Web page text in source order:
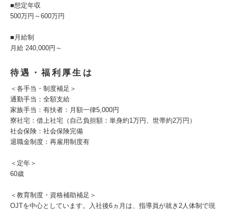
■想定年収
500万円～600万円
■月給制
月給 240,000円～
待遇・福利厚生は
＜各手当・制度補足＞
通勤手当：全額支給
家族手当：有扶者：月額一律5,000円
寮社宅：借上社宅（自己負担額：単身約1万円、世帯約2万円）
社会保険：社会保険完備
退職金制度：再雇用制度有
＜定年＞
60歳
＜教育制度・資格補助補足＞
OJTを中心としています。入社後6ヵ月は、指導員が就き2人体制で現